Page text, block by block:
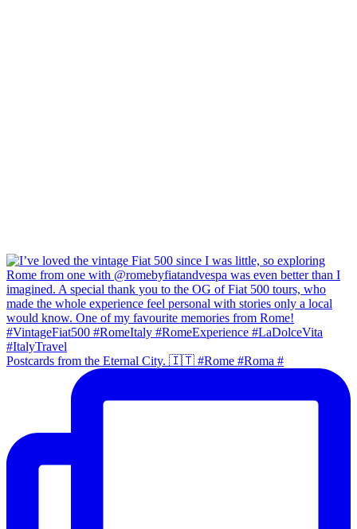
Postcards from the Eternal City. 🇮🇹 #Rome #Roma #